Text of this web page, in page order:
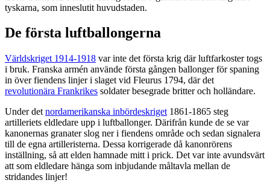
tyskarna, som inneslutit huvudstaden.
De första luftballongerna
Världskriget 1914-1918 var inte det första krig där luftfarkoster togs
i bruk. Franska armén använde första gången ballonger för spaning
in över fiendens linjer i slaget vid Fleurus 1794, där det
revolutionära Frankrikes soldater besegrade britter och holländare.
Under det nordamerikanska inbördeskriget 1861-1865 steg
artilleriets eldledare upp i luftballonger. Därifrån kunde de se var
kanonernas granater slog ner i fiendens område och sedan signalera
till de egna artilleristerna. Dessa korrigerade då kanonrörens
inställning, så att elden hamnade mitt i prick. Det var inte avundsvärt
att som eldledare hänga som inbjudande måltavla mellan de
stridandes linjer!